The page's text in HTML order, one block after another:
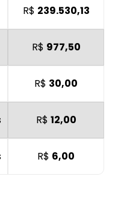
R$ 239.530,13
R$ 977,50
R$ 30,00
R$ 12,00
R$ 6,00